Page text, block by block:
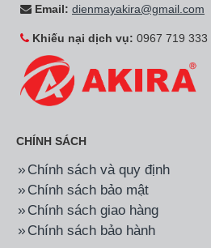
Email: dienmayakira@gmail.com
Khiếu nại dịch vụ: 0967 719 333
CHÍNH SÁCH
Chính sách và quy định
Chính sách bảo mật
Chính sách giao hàng
Chính sách bảo hành